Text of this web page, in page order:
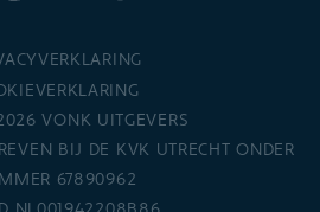
VONK UITGEVERS
BIJ DE KVK UTRECHT ONDER
67890962